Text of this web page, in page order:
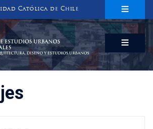
Católica de Chile
ESTUDIOS URBANOS
DISEÑO Y ESTUDIOS URBANOS